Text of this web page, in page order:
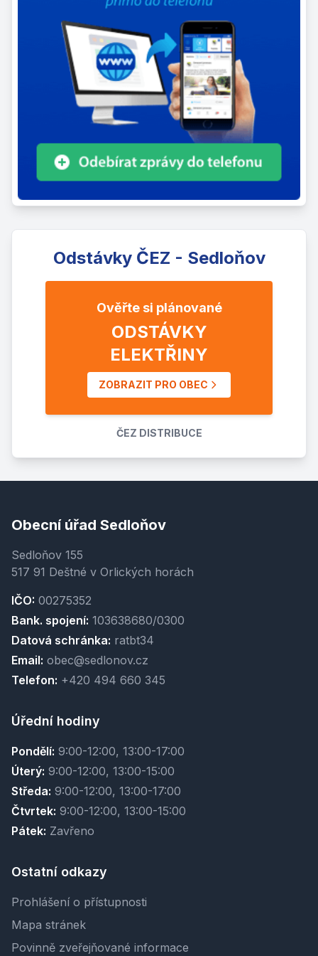
Odstávky ČEZ - Sedloňov
Ověřte si plánované
ODSTÁVKY
ELEKTŘINY
ZOBRAZIT PRO OBEC
ČEZ DISTRIBUCE
Obecní úřad Sedloňov
Sedloňov 155
517 91 Deštné v Orlických horách
IČO: 00275352
Bank. spojení: 103638680/0300
Datová schránka: ratbt34
Email: obec@sedlonov.cz
Telefon: +420 494 660 345
Úřední hodiny
Pondělí: 9:00-12:00, 13:00-17:00
Úterý: 9:00-12:00, 13:00-15:00
Středa: 9:00-12:00, 13:00-17:00
Čtvrtek: 9:00-12:00, 13:00-15:00
Pátek: Zavřeno
Ostatní odkazy
Prohlášení o přístupnosti
Mapa stránek
Povinně zveřejňované informace